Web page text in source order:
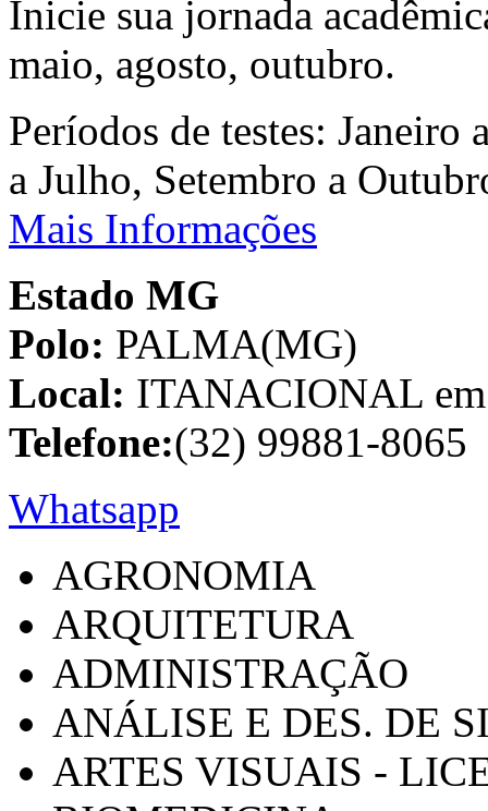
Inicie sua jornada
maio, agosto, outubro.
Períodos de testes:
a Julho, Setembro a
Mais Informações
Estado MG
Polo: PALMA(MG)
Local: ITANACIONAL
Telefone:(32) 99881-8065
Whatsapp
AGRONOMIA
ARQUITETURA
ADMINISTRAÇÃO
ANÁLISE E DES. DE
ARTES VISUAIS -